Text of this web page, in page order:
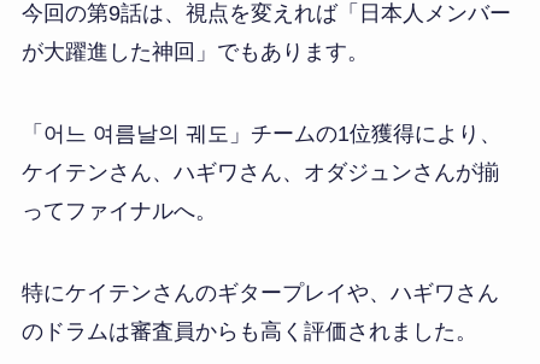
今回の第9話は、視点を変えれば「日本人メンバー
が大躍進した神回」でもあります。
「어느 여름날의 궤도」チームの1位獲得により、
ケイテンさん、ハギワさん、オダジュンさんが揃
ってファイナルへ。
特にケイテンさんのギタープレイや、ハギワさん
のドラムは審査員からも高く評価されました。